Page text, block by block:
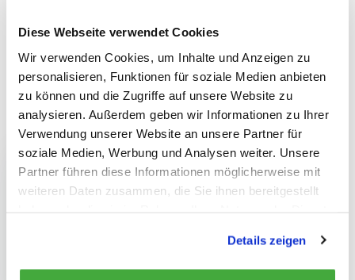
Diese Webseite verwendet Cookies
Wir verwenden Cookies, um Inhalte und Anzeigen zu
personalisieren, Funktionen für soziale Medien anbieten
zu können und die Zugriffe auf unsere Website zu
analysieren. Außerdem geben wir Informationen zu Ihrer
Verwendung unserer Website an unsere Partner für
soziale Medien, Werbung und Analysen weiter. Unsere
Partner führen diese Informationen möglicherweise mit
weiteren Daten zusammen, die Sie ihnen bereitgestellt
Details zeigen
Teilen
Kürzlich gesehen